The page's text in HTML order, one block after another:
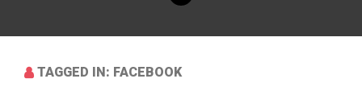
TAGGED IN: FACEBOOK